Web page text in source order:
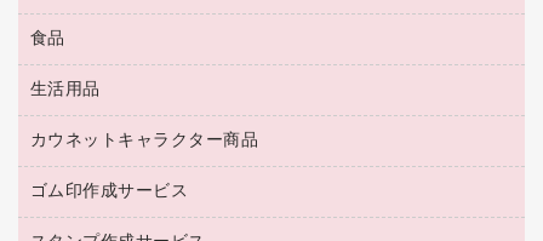
ＨＤＤ／ＳＳＤ
ディスプレイモニター
アウター
防災用品
防災用備蓄食品・飲料
台車・脚立
倉庫収納用品
作業用雑貨
緑茶飲料
茶葉・インスタント
紅茶・バラエティ飲料
レギュラーコーヒー
ミルク・シュガー
食品
食品
菓子
生活用品
浴室用品
台所用洗剤
掃除用品
カウネットキャラクター商品
カウネットキャラクター商品
ゴム印作成サービス